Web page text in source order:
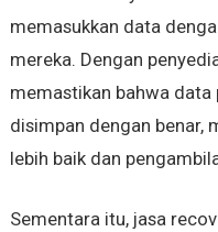
memasukkan data
mereka. Dengan
memastikan bahwa data
disimpan dengan benar,
lebih baik dan
Sementara itu, jasa